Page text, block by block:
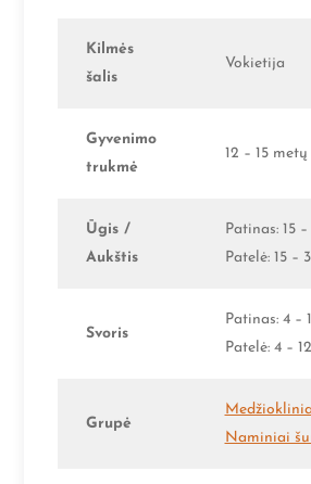
Kilmės
šalis
Vokietija
Gyvenimo
trukmė
12 – 15 metų
Ūgis /
Aukštis
Patinas: 15
Patelė: 15 –
Svoris
Patinas: 4 –
Patelė: 4 –
Grupė
Naminiai